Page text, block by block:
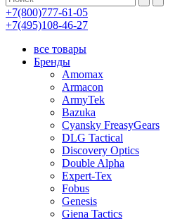
+7(800)777-61-05
+7(495)108-46-27
все товары
Бренды
Amomax
Armacon
ArmyTek
Bazuka
Cyansky FreasyGears
DLG Tactical
Discovery Optics
Double Alpha
Expert-Tex
Fobus
Genesis
Giena Tactics